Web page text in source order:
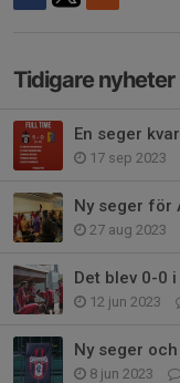
Tidigare nyheter
En seger
17 sep 2023
Ny seger för
27 aug 2023
Det blev 0-0
12 jun 2023
Ny seger
8 jun 2023